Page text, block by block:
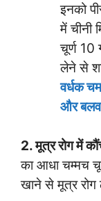
इनको
में चीनी
चूर्ण 10
लेने से
वर्धक
और
2. मूत्र रोग में
का आधा चम्मच
खाने से मूत्र रोग